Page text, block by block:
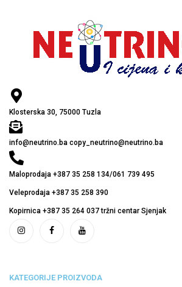
Klosterska 30, 75000 Tuzla
info@neutrino.ba copy_neutrino@neutrino.ba
Maloprodaja +387 35 258 134/061 739 495
Veleprodaja +387 35 258 390
Kopirnica +387 35 264 037 tržni centar Sjenjak
KATEGORIJE PROIZVODA